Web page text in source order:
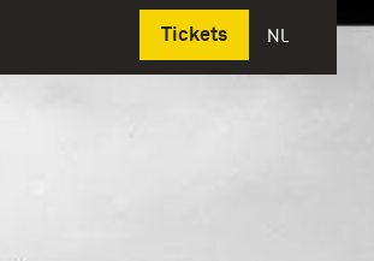
Tickets NL
Deutsch